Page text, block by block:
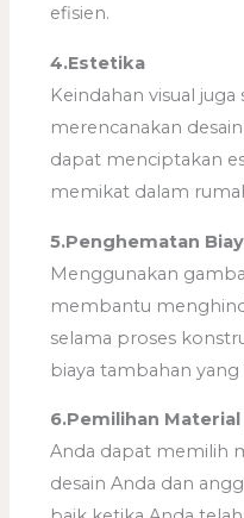
efisien.
4.Estetika
Keindahan visual
merencanakan
dapat menciptakan
memikat dalam
5.Penghematan
Menggunakan
membantu
selama proses
biaya tambahan
6.Pemilihan
Anda dapat memilih
desain Anda dan